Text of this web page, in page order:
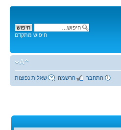
חיפוש מתקדם
שאלות נפוצות הרשמה התחבר